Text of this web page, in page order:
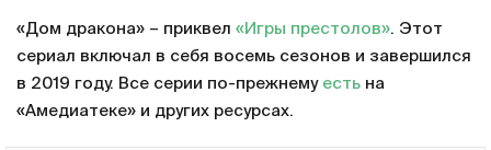
«Дом дракона» – приквел «Игры престолов». Этот
сериал включал в себя восемь сезонов и завершился
в 2019 году. Все серии по-прежнему есть на
«Амедиатеке» и других ресурсах.